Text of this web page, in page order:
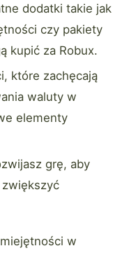
dodatki takie jak
czy pakiety
kupić za Robux.
które zachęcają
waluty w
elementy
grę, aby
w